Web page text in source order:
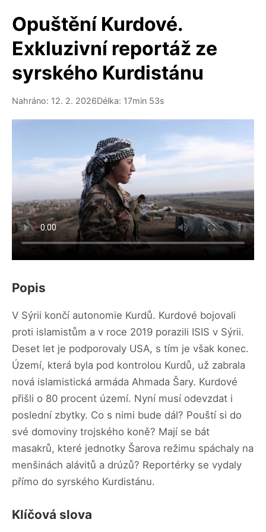
Opuštění Kurdové.
Exkluzivní reportáž ze
syrského Kurdistánu
Nahráno: 12. 2. 2026Délka: 17min 53s
Popis
V Sýrii končí autonomie Kurdů. Kurdové bojovali
proti islamistům a v roce 2019 porazili ISIS v Sýrii.
Deset let je podporovaly USA, s tím je však konec.
Území, která byla pod kontrolou Kurdů, už zabrala
nová islamistická armáda Ahmada Šary. Kurdové
přišli o 80 procent území. Nyní musí odevzdat i
poslední zbytky. Co s nimi bude dál? Pouští si do
své domoviny trojského koně? Mají se bát
masakrů, které jednotky Šarova režimu spáchaly na
menšinách alávitů a drúzů? Reportérky se vydaly
přímo do syrského Kurdistánu.
Klíčová slova